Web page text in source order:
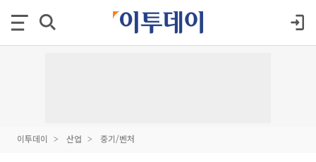
이투데이 산업 중기/벤처